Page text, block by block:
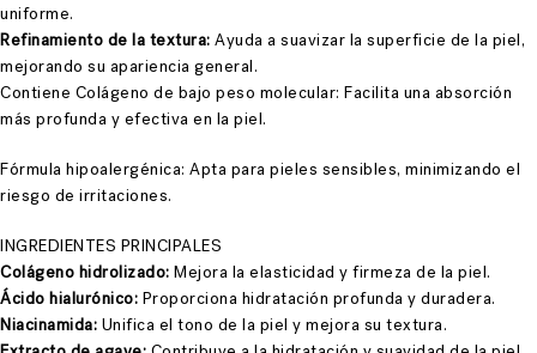
uniforme.
Refinamiento de la textura: Ayuda a suavizar la superficie de la piel,
mejorando su apariencia general.
Contiene Colágeno de bajo peso molecular: Facilita una absorción
más profunda y efectiva en la piel.
Fórmula hipoalergénica: Apta para pieles sensibles, minimizando el
riesgo de irritaciones.
INGREDIENTES PRINCIPALES
Colágeno hidrolizado: Mejora la elasticidad y firmeza de la piel.
Ácido hialurónico: Proporciona hidratación profunda y duradera.
Niacinamida: Unifica el tono de la piel y mejora su textura.